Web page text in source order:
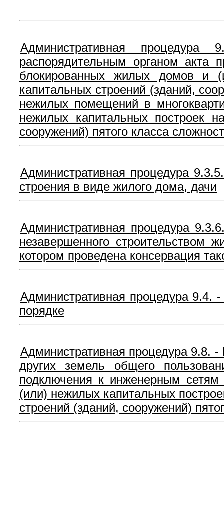
Административная
распорядительным органом акта
блокированных жилых домов и
капитальных строений (зданий,
нежилых помещений в
нежилых капитальных построек
сооружений) пятого класса
Административная процедура
строения в виде жилого дома, дачи
Административная процедура
незавершенного строительством
котором проведена консервация
Административная процедура 9.4.
порядке
Административная процедура 9.8.
других земель общего
подключения к инженерным сетям
(или) нежилых капитальных
строений (зданий, сооружений)